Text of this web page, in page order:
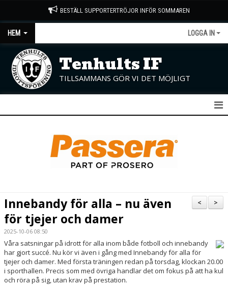
BESTÄLL SUPPORTERTRÖJOR INFÖR SOMMAREN
HEM LOGGA IN
Tenhults IF
TILLSAMMANS GÖR VI DET MÖJLIGT
KALENDER
BILDGALLERI
DOKUMENT
VÅRA LAG/TRÄNARE
>
<
Innebandy för alla – nu även
för tjejer och damer
2025-10-06 08:50
Våra satsningar på idrott för alla inom både fotboll och innebandy
har gjort succé. Nu kör vi även i gång med Innebandy för alla för
tjejer och damer. Med första träningen redan på torsdag, klockan 20.00
i sporthallen. Precis som med övriga handlar det om fokus på att ha kul
och röra på sig, utan krav på prestation.